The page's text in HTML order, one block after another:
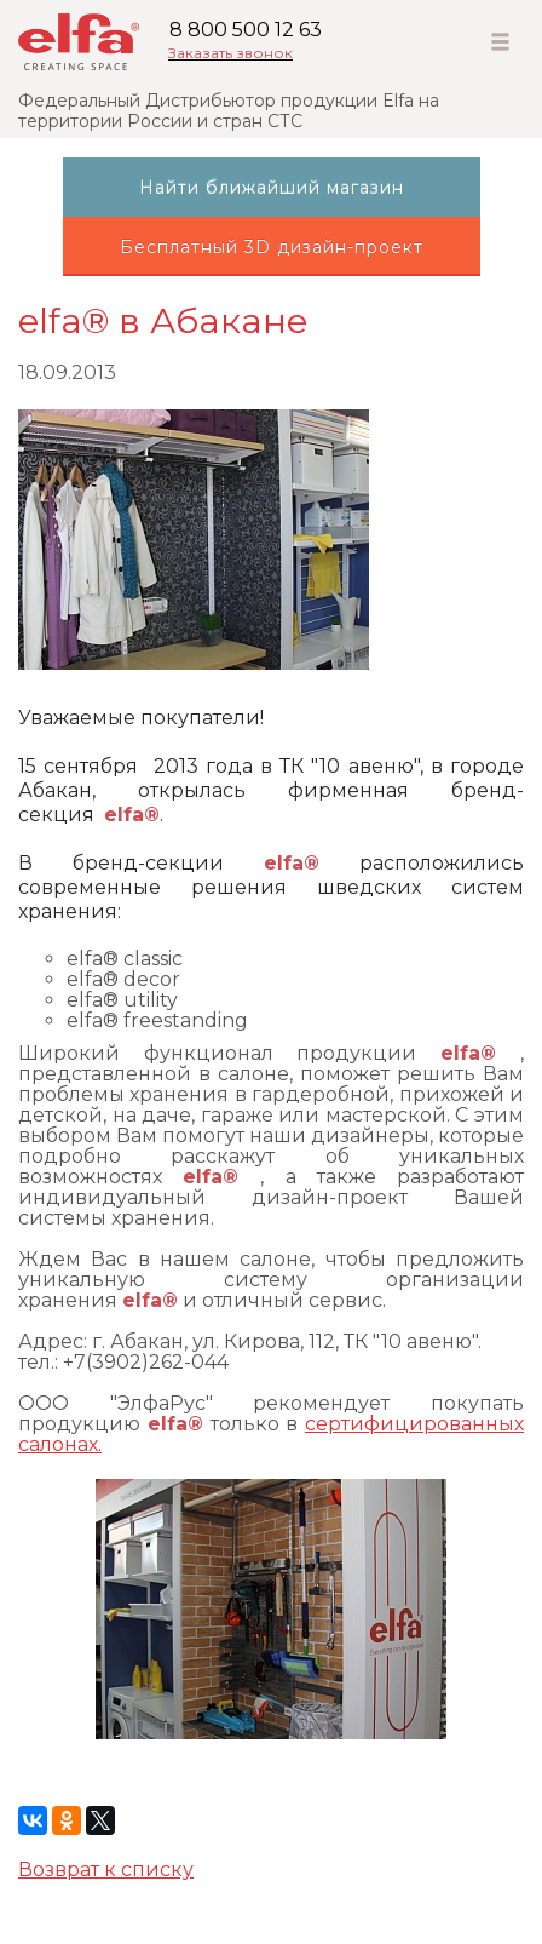
8 800 500 12 63
Заказать звонок
Федеральный Дистрибьютор продукции Elfa на
территории России и стран СТС
Найти ближайший магазин
Бесплатный 3D дизайн-проект
elfa® в Абакане
18.09.2013
Уважаемые покупатели!
15 сентября 2013 года в ТК "10 авеню", в городе
Абакан, открылась фирменная бренд-
секция elfa®.
В бренд-секции elfa® расположились
современные решения шведских систем
хранения:
elfa® classic
elfa® decor
elfa® utility
elfa® freestanding
Широкий функционал продукции elfa®
,
представленной в салоне, поможет решить Вам
проблемы хранения в гардеробной, прихожей и
детской, на даче, гараже или мастерской. С этим
выбором Вам помогут наши дизайнеры, которые
подробно расскажут об уникальных
возможностях elfa®
, а также разработают
индивидуальный дизайн-проект Вашей
системы хранения.
Ждем Вас в нашем салоне, чтобы предложить
уникальную систему организации
хранения elfa® и отличный сервис.
Адрес: г. Абакан, ул. Кирова, 112, ТК "10 авеню".
тел.: +7(3902)262-044
ООО "ЭлфаРус" рекомендует покупать
продукцию elfa® только в сертифицированных
салонах.
Возврат к списку